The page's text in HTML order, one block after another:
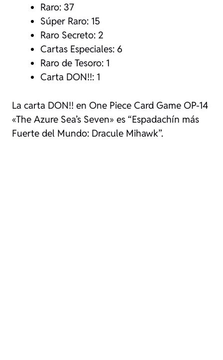
Raro: 37
Súper Raro: 15
Raro Secreto: 2
Cartas Especiales: 6
Raro de Tesoro: 1
Carta DON!!: 1
La carta DON!! en One Piece Card Game OP-14
«The Azure Sea’s Seven» es “Espadachín más
Fuerte del Mundo: Dracule Mihawk”.